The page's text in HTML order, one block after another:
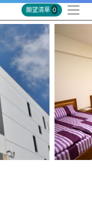
願望清單 0